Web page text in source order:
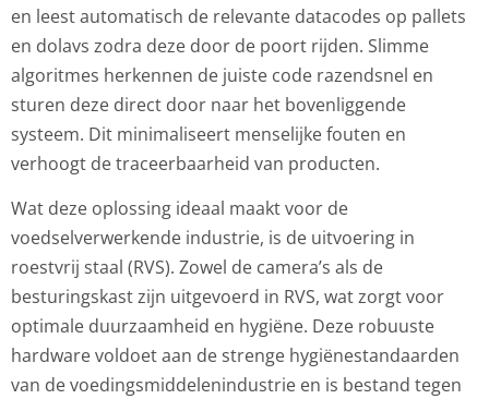
en leest automatisch de relevante datacodes op pallets
en dolavs zodra deze door de poort rijden. Slimme
algoritmes herkennen de juiste code razendsnel en
sturen deze direct door naar het bovenliggende
systeem. Dit minimaliseert menselijke fouten en
verhoogt de traceerbaarheid van producten.
Wat deze oplossing ideaal maakt voor de
voedselverwerkende industrie, is de uitvoering in
roestvrij staal (RVS). Zowel de camera’s als de
besturingskast zijn uitgevoerd in RVS, wat zorgt voor
optimale duurzaamheid en hygiëne. Deze robuuste
hardware voldoet aan de strenge hygiënestandaarden
van de voedingsmiddelenindustrie en is bestand tegen